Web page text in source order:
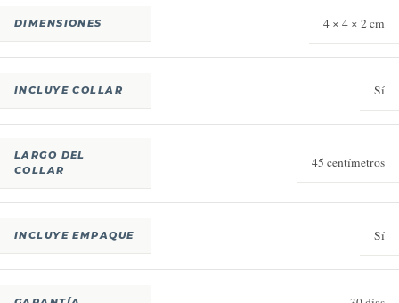
DIMENSIONES 4 × 4 × 2 cm
INCLUYE COLLAR Sí
LARGO DEL
COLLAR
45 centímetros
INCLUYE EMPAQUE Sí